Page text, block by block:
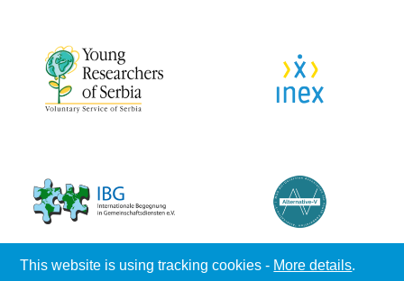
This website is using tracking cookies - More details.